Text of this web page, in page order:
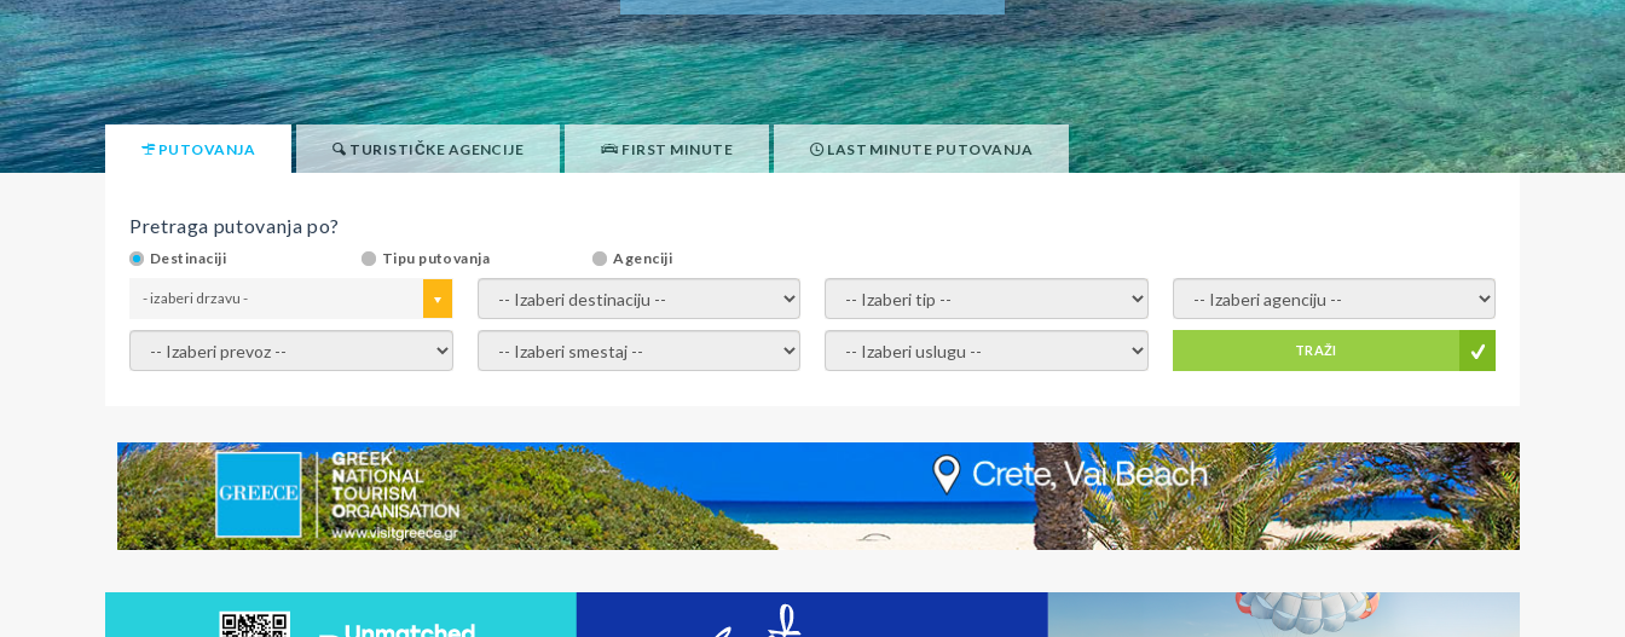
PUTOVANJA TURISTIČKE AGENCIJE FIRST MINUTE LAST MINUTE PUTOVANJA
Pretraga putovanja po?
Destinaciji Tipu putovanja Agenciji
- izaberi drzavu - - izaberi destinaciju - - izaberi tip - - izaberi agenciju -
- izaberi prevoz - - Izaberite smestaj - - Izaberite uslugu - TRAŽI